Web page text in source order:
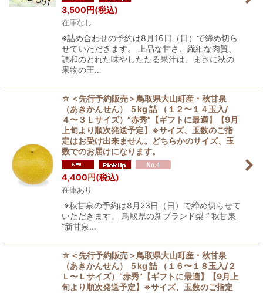
3,500円(税込)
在庫なし
※詰め合わせの予約は8月16日（日）で締め切ら
せていただきます。 上品な甘さ、繊細な肉質、
調和のとれた味やしたたる果汁は、まさに秋の
果物の王…
☆＜先行予約販売＞鳥取県大山町産・秋甘泉
（あきかんせん） ５kg 詰 （１２〜１４玉入/
４〜３Ｌサイズ）“赤秀”【ギフトに最適】【9月
上旬より順次発送予定】※サイズ、玉数のご指
定はお受け出来ません。どちらかのサイズ、玉
数でのお届けになります。
4,400円(税込)
在庫あり
※秋甘泉の予約は8月23日（日）で締め切らせて
いただきます。 鳥取県の新ブランド梨 “ 秋甘泉
”新甘泉…
☆＜先行予約販売＞鳥取県大山町産・秋甘泉
（あきかんせん） ５kg 詰 （１６〜１８玉入/２
Ｌ〜Ｌサイズ）“赤秀”【ギフトに最適】【9月上
旬より順次発送予定】※サイズ、玉数のご指定